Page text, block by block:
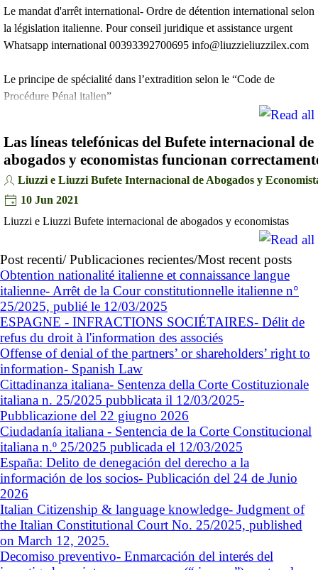
Le mandat d'arrêt international- Ordre de détention international selon
la législation italienne. Pour conseil juridique et assistance urgent
Whatsapp international 00393392700695 info@liuzzieliuzzilex.com
Le principe de spécialité dans l’extradition selon le “Code de
Procédure Pénal italien”
Las líneas telefónicas del Bufete internacional de
abogados y economistas funcionan
Liuzzi e Liuzzi Bufete Internacional de Abogados y
10 Jun 2021
Liuzzi e Liuzzi Bufete internacional de abogados y economistas
Post recenti/ Publicaciones recientes/Most recent posts
Obtention nationalité italienne et connaissance langue
italienne- Arrêt de la Cour constitutionnelle italienne n°
25/2025, publié le 12/03/2025
ESPAGNE - INFRACTIONS SOCIÉTAIRES- Délit de
refus du droit à l'information des associés
Offense of denial of the partners’ or shareholders’ right to
information- Spanish Law
Cittadinanza italiana- Sentenza della Corte Costituzionale
italiana n. 25/2025 pubblicata il 12/03/2025-
Pubblicazione del 22 giugno 2026
Ciudadanía italiana - Sentencia de la Corte Constitucional
italiana n.º 25/2025 publicada el 12/03/2025
España: Delito de denegación del derecho a la
información de los socios- Publicación del 24 de Junio
2026
Italian Citizenship & language knowledge- Judgment of
the Italian Constitutional Court No. 25/2025, published
on March 12, 2025.
Decomiso preventivo- Enmarcación del interés del